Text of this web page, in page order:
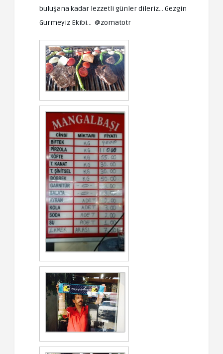
buluşana kadar lezzetli günler dileriz… Gezgin
Gurmeyiz Ekibi… @zomatotr